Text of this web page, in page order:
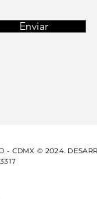
Enviar
- CDMX © 2024.